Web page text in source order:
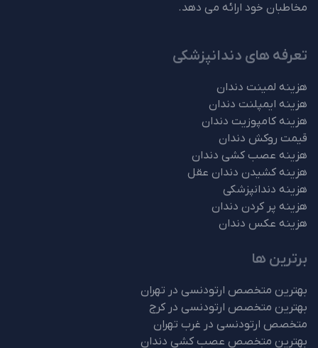
مخاطبان خود ارائه می دهد.
تعرفه های دندانپزشکی
هزینه لمینت دندان
هزینه ایمپلنت دندان
هزینه کامپوزیت دندان
قیمت روکش دندان
هزینه عصب کشی دندان
هزینه کشیدن دندان عقل
هزینه دندانپزشکی
هزینه پر کردن دندان
هزینه عکس دندان
برترین ها
بهترین متخصص ارتودنسی در تهران
بهترین متخصص ارتودنسی در کرج
متخصص ارتودنسی در غرب تهران
بهترین متخصص عصب کشی دندان